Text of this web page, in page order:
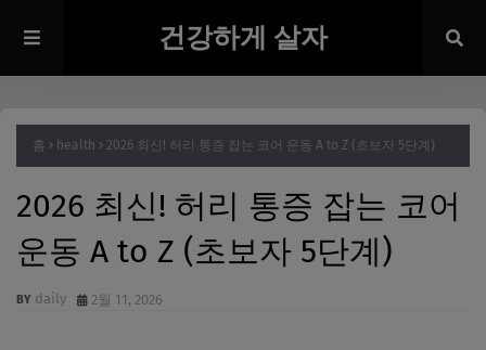
건강하게 살자
홈 health 2026 최신! 허리 통증 잡는 코어 운동 A to Z (초보자 5단계)
2026 최신! 허리 통증 잡는 코어
운동 A to Z (초보자 5단계)
daily 2월 11, 2026